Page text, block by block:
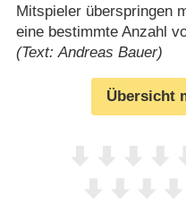
Mitspieler überspringen
eine bestimmte Anzahl
(Text: Andreas Bauer)
Übersicht